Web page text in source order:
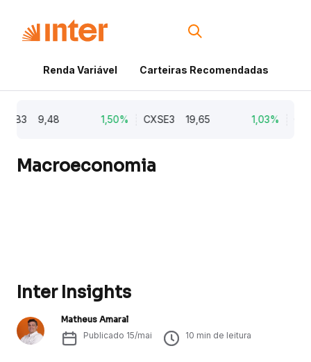
Renda Variável Carteiras Recomendadas
9,48 1,50% CXSE3 19,65 1,03% CYRE3
Macroeconomia
Inter Insights
Matheus Amaral
Publicado 15/mai 10 min de leitura